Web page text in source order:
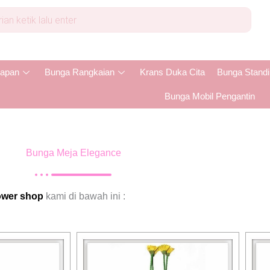
Bunga Rangkaian Krans Duka Cita Bunga
Bunga Mobil Pengantin
Bunga Meja Elegance
shop kami di bawah ini :